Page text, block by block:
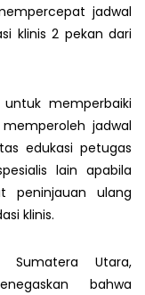
jadwal
klinis 2 pekan dari
memperbaiki
jadwal
edukasi petugas
lain apabila
peninjauan ulang
klinis.
Sumatera Utara,
bahwa